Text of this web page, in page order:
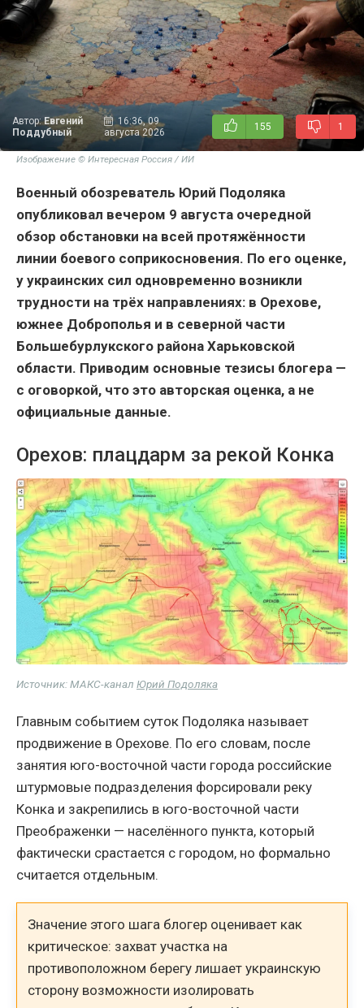
Автор:Евгений
Поддубный
16:36, 09
августа 2026
155 1
Изображение © Интересная Россия / ИИ
Военный обозреватель Юрий Подоляка
опубликовал вечером 9 августа очередной
обзор обстановки на всей протяжённости
линии боевого соприкосновения. По его оценке,
у украинских сил одновременно возникли
трудности на трёх направлениях: в Орехове,
южнее Доброполья и в северной части
Большебурлукского района Харьковской
области. Приводим основные тезисы блогера —
с оговоркой, что это авторская оценка, а не
официальные данные.
Орехов: плацдарм за рекой Конка
Источник: МАКС-канал Юрий Подоляка
Главным событием суток Подоляка называет
продвижение в Орехове. По его словам, после
занятия юго-восточной части города российские
штурмовые подразделения форсировали реку
Конка и закрепились в юго-восточной части
Преображенки — населённого пункта, который
фактически срастается с городом, но формально
считается отдельным.
Значение этого шага блогер оценивает как
критическое: захват участка на
противоположном берегу лишает украинскую
сторону возможности изолировать